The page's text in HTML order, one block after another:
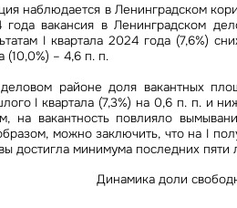
наблюдается в Ленинградском
года вакансия в Ленинградском
I квартала 2024 года (7,6%)
(10,0%) – 4,6 п. п.
районе доля вакантных
I квартала (7,3%) на 0,6 п. п. и
на вакантность повлияло
можно заключить, что на I
достигла минимума последних пяти
Динамика доли
на
свой
обязательное поле
Это
ваш телефон, мы пришлем
с ценами и условиями